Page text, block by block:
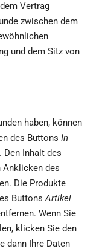
Vertrag
zwischen dem
und dem Sitz von
haben, können
des Buttons In
Den Inhalt des
Anklicken des
Die Produkte
ButtonsArtikel
Wenn Sie
klicken Sie den
dann Ihre Daten